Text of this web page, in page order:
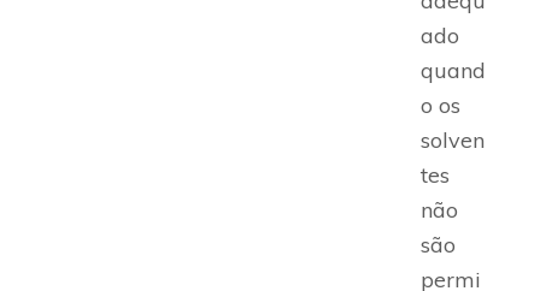
ado
quand
o os
solven
tes
não
são
permi